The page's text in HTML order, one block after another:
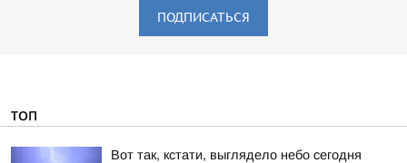
ПОДПИСАТЬСЯ
ТОП
Вот так, кстати, выглядело небо сегодня